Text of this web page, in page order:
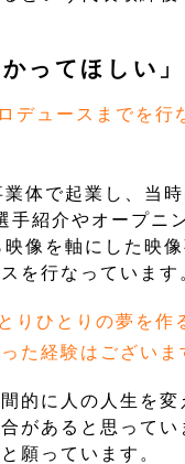
ってほしい
デュースまでを
体で起業し、当
紹介やオープニ
像を軸にした映
を行なっています
りひとりの夢を
た経験はございま
的に人の人生を
があると思って
願っています。